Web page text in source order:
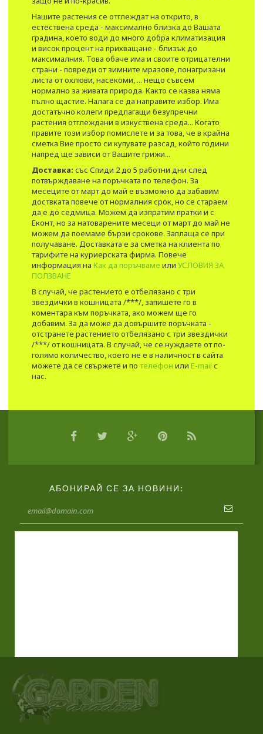
Нашите растения се отглеждат на открито, в
естествена среда - максимално близка до Вашата
градина, което води до много добра климатизация
и висок процент на прихващане - близък до
максималния. Това обаче има и своите отрицателни
страни - повреди от зимните мразове, понагризани
листа от охлюви, насекоми, ... нещо съвсем
нормално за живата природа. Както се казва няма
пълно щастие. Налага се да направите избор. Има
достатъчно колеги предлагащи безупречни
растения отглеждани в изкуствена среда... Когато
правите този избор помислете и за това, че в крайна
сметка Вие просто си купувате разсад, който години
напред ще зависи от Вашите грижи...
Доставка: със Спиди 2 до 5 работни дни след
потвърждаване на поръчката по телефон. За
месеците от март до май е възможно да забавим
доствката повече от нормалния срок, но се стараем
да е до седмица. Можем да изпратим пратки и с
Еконт, но за натоварените месеци от март до май не
можем да поемаме бързи срокове. Заплаща се при
получаване. Доставката е за сметка на клиента по
тарифите на куриерската фирма. Повече
информация на Как да поръчваме или УСЛОВИЯ ЗА
ПОЛЗВАНЕ
В случай, че растението е отбелязано с три
звездички в кошницата /***/, запишете го в
коментара към поръчката, ако можем ще го
добавим. За да може да довършите поръчката -
отстранете растението отбелязано с три звездички
/***/ от кошницата. В случай, че се нуждаете от по-
голямо количество, което не е в наличност в сайта
можете да се свържете и по телефон или E-mail с
нас.
АБОНИРАЙ СЕ ЗА НОВИНИ: